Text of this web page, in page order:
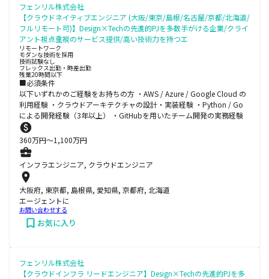
フェンリル株式会社
【クラウドネイティブエンジニア (大阪/東京/島根/名古屋/京都/北海道/
フルリモート可)】Design×Techの先進的PJを多数手がける企業/クライ
アント視点重視のサービス提供/高い技術力を持つエ
リモートワーク
モダンな技術を採用
技術試験なし
フレックス出勤・時差出勤
残業20時間以下
■必須条件
以下いずれかのご経験をお持ちの方 ・AWS / Azure / Google Cloud の
利用経験 ・クラウドアーキテクチャの設計・実装経験 ・Python / Go
による開発経験（3年以上） ・GitHubを用いたチーム開発の実務経験
360万円〜1,100万円
インフラエンジニア, クラウドエンジニア
大阪府, 東京都, 島根県, 愛知県, 京都府, 北海道
エージェントに
お問い合わせする
お気に入り
フェンリル株式会社
【クラウドインフラ リードエンジニア】Design×Techの先進的PJを多